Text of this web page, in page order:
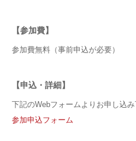
【参加費】
参加費無料（事前申込が必要）
【申込・詳細】
下記のWebフォームよりお申し込
参加申込フォーム